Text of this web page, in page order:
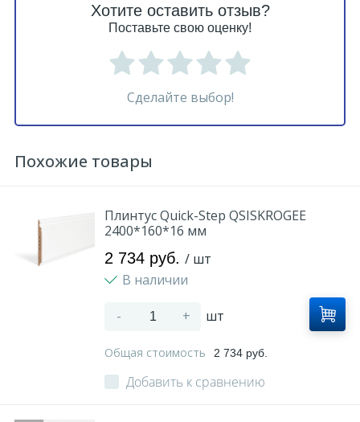
Хотите оставить отзыв?
Поставьте свою оценку!
Сделайте выбор!
Похожие товары
Плинтус Quick-Step QSISKROGEE
2400*160*16 мм
2 734 руб. / шт
В наличии
- + шт
Общая стоимость 2 734 руб.
Добавить к сравнению